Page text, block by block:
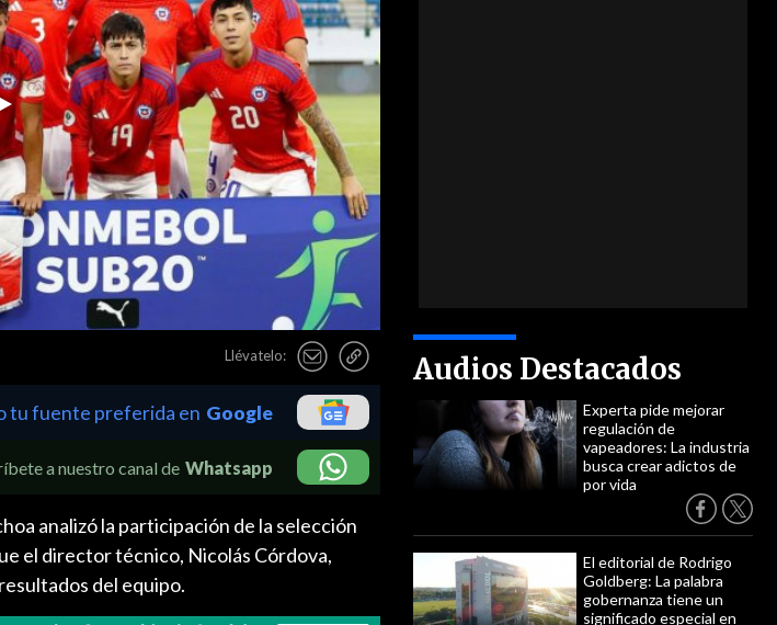
Llévatelo: Audios Destacados
Experta pide mejorar
regulación de
vapeadores: La industria
busca crear adictos de
por vida
El editorial de Rodrigo
Goldberg: La palabra
gobernanza tiene un
significado especial en
tu fuente preferida en Google
a nuestro canal de Whatsapp
analizó la participación de la selección
el director técnico, Nicolás Córdova,
del equipo.